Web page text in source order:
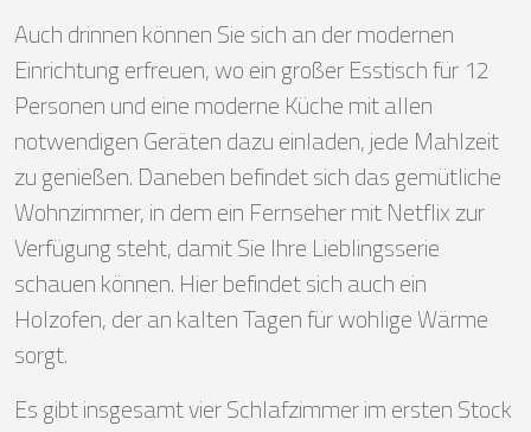
Auch drinnen können Sie sich an der modernen
Einrichtung erfreuen, wo ein großer Esstisch für 12
Personen und eine moderne Küche mit allen
notwendigen Geräten dazu einladen, jede Mahlzeit
zu genießen. Daneben befindet sich das gemütliche
Wohnzimmer, in dem ein Fernseher mit Netflix zur
Verfügung steht, damit Sie Ihre Lieblingsserie
schauen können. Hier befindet sich auch ein
Holzofen, der an kalten Tagen für wohlige Wärme
sorgt.
Es gibt insgesamt vier Schlafzimmer im ersten Stock